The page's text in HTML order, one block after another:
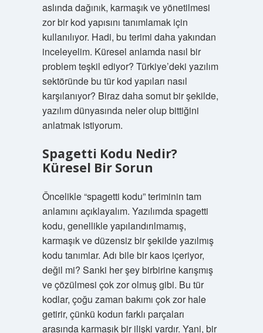
aslında dağınık, karmaşık ve yönetilmesi
zor bir kod yapısını tanımlamak için
kullanılıyor. Hadi, bu terimi daha yakından
inceleyelim. Küresel anlamda nasıl bir
problem teşkil ediyor? Türkiye’deki yazılım
sektöründe bu tür kod yapıları nasıl
karşılanıyor? Biraz daha somut bir şekilde,
yazılım dünyasında neler olup bittiğini
anlatmak istiyorum.
Spagetti Kodu Nedir?
Küresel Bir Sorun
Öncelikle “spagetti kodu” teriminin tam
anlamını açıklayalım. Yazılımda spagetti
kodu, genellikle yapılandırılmamış,
karmaşık ve düzensiz bir şekilde yazılmış
kodu tanımlar. Adı bile bir kaos içeriyor,
değil mi? Sanki her şey birbirine karışmış
ve çözülmesi çok zor olmuş gibi. Bu tür
kodlar, çoğu zaman bakımı çok zor hale
getirir, çünkü kodun farklı parçaları
arasında karmaşık bir ilişki vardır. Yani, bir